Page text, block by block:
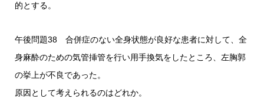
的とする。
午後問題38 合併症のない全身状態が良好な患者に対して、全
身麻酔のための気管挿管を行い用手換気をしたところ、左胸郭
の挙上が不良であった。
原因として考えられるのはどれか。